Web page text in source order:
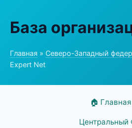
База
Главная » Северо-Западный
Expert Net
🏠 Главная